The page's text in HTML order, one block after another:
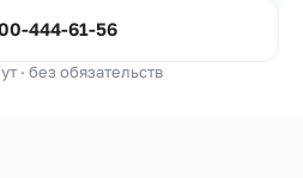
444-61-56
· без обязательств